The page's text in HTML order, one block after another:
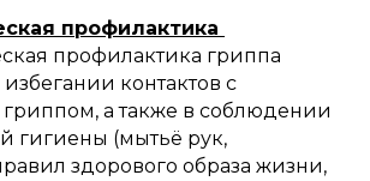
профилактика
профилактика гриппа
контактов с
а также в соблюдении
гигиены (мытьё рук,
здорового образа жизни,